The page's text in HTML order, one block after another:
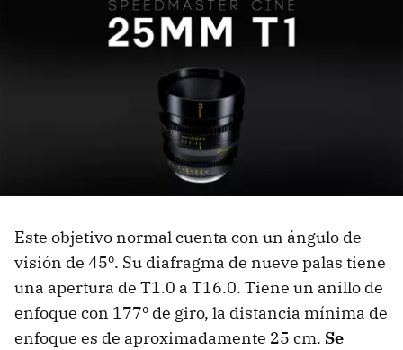
Este objetivo normal cuenta con un ángulo de
visión de 45º. Su diafragma de nueve palas tiene
una apertura de T1.0 a T16.0. Tiene un anillo de
enfoque con 177º de giro, la distancia mínima de
enfoque es de aproximadamente 25 cm. Se